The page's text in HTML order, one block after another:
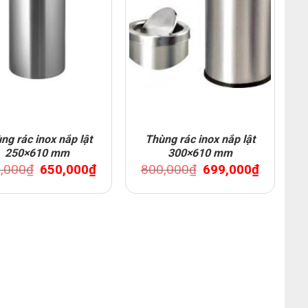
rác inox nắp lật
250×610 mm
₫
Original
price
750,000₫.
650,000₫Current
650,000₫.
Thùng rác inox nắp lật
300×610 mm
800,000₫
Original
price
800,000₫.
699,000₫Current
699,000₫.